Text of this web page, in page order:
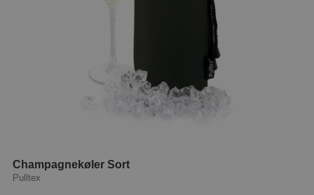
Champagnekøler Sort
Pulltex